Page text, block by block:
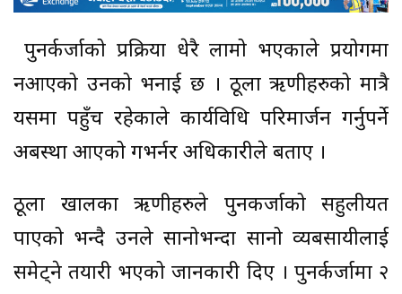
पुनर्कर्जाको प्रक्रिया धेरै लामो भएकाले प्रयोगमा
नआएको उनको भनाई छ । ठूला ऋणीहरुको मात्रै
यसमा पहुँच रहेकाले कार्यविधि परिमार्जन गर्नुपर्ने
अबस्था आएको गभर्नर अधिकारीले बताए ।
ठूला खालका ऋणीहरुले पुनकर्जाको सहुलीयत
पाएको भन्दै उनले सानोभन्दा सानो व्यबसायीलाई
समेट्ने तयारी भएको जानकारी दिए । पुनर्कर्जामा २